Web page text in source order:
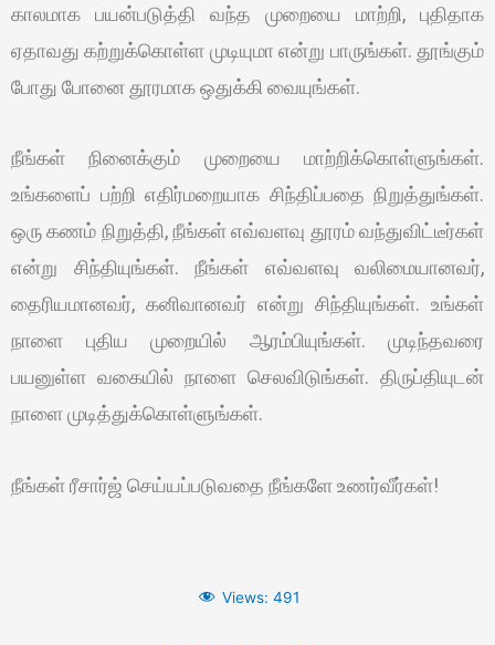
காலமாக பயன்படுத்தி வந்த முறையை மாற்றி, புதிதாக
ஏதாவது கற்றுக்கொள்ள முடியுமா என்று பாருங்கள். தூங்கும்
போது போனை தூரமாக ஒதுக்கி வையுங்கள்.
நீங்கள் நினைக்கும் முறையை மாற்றிக்கொள்ளுங்கள்.
உங்களைப் பற்றி எதிர்மறையாக சிந்திப்பதை நிறுத்துங்கள்.
ஒரு கணம் நிறுத்தி, நீங்கள் எவ்வளவு தூரம் வந்துவிட்டீர்கள்
என்று சிந்தியுங்கள். நீங்கள் எவ்வளவு வலிமையானவர்,
தைரியமானவர், கனிவானவர் என்று சிந்தியுங்கள். உங்கள்
நாளை புதிய முறையில் ஆரம்பியுங்கள். முடிந்தவரை
பயனுள்ள வகையில் நாளை செலவிடுங்கள். திருப்தியுடன்
நாளை முடித்துக்கொள்ளுங்கள்.
நீங்கள் ரீசார்ஜ் செய்யப்படுவதை நீங்களே உணர்வீர்கள்!
Views: 491